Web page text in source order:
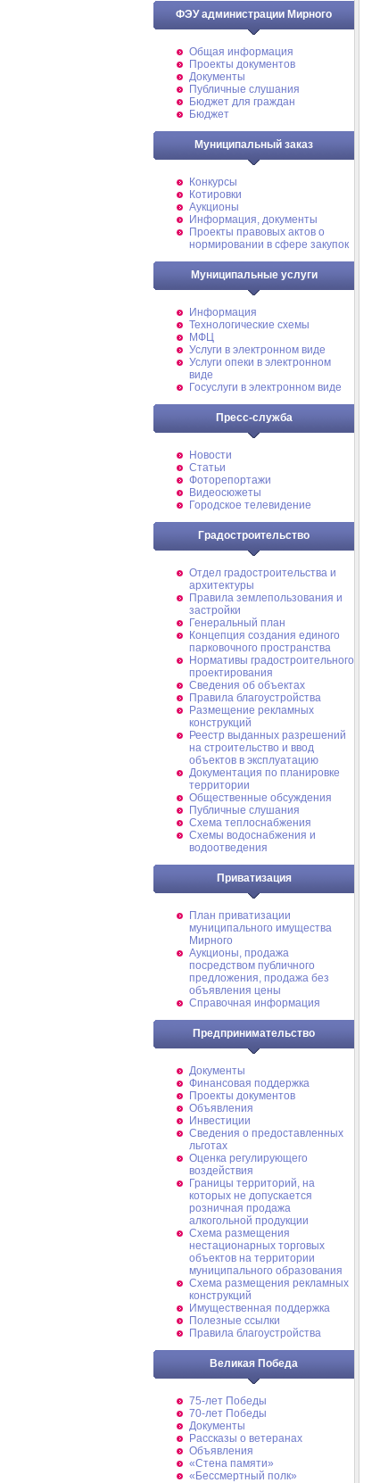
ФЭУ администрации Мирного
Общая информация
Проекты документов
Документы
Публичные слушания
Бюджет для граждан
Бюджет
Муниципальный заказ
Конкурсы
Котировки
Аукционы
Информация, документы
Проекты правовых актов о
нормировании в сфере закупок
Муниципальные услуги
Информация
Технологические схемы
МФЦ
Услуги в электронном виде
Услуги опеки в электронном
виде
Госуслуги в электронном виде
Пресс-служба
Новости
Статьи
Фоторепортажи
Видеосюжеты
Городское телевидение
Градостроительство
Отдел градостроительства и
архитектуры
Правила землепользования и
застройки
Генеральный план
Концепция создания единого
парковочного пространства
Нормативы градостроительного
проектирования
Сведения об объектах
Правила благоустройства
Размещение рекламных
конструкций
Реестр выданных разрешений
на строительство и ввод
объектов в эксплуатацию
Документация по планировке
территории
Общественные обсуждения
Публичные слушания
Схема теплоснабжения
Схемы водоснабжения и
водоотведения
Приватизация
План приватизации
муниципального имущества
Мирного
Аукционы, продажа
посредством публичного
предложения, продажа без
объявления цены
Справочная информация
Предпринимательство
Документы
Финансовая поддержка
Проекты документов
Объявления
Инвестиции
Сведения о предоставленных
льготах
Оценка регулирующего
воздействия
Границы территорий, на
которых не допускается
розничная продажа
алкогольной продукции
Схема размещения
нестационарных торговых
объектов на территории
муниципального образования
Схема размещения рекламных
конструкций
Имущественная поддержка
Полезные ссылки
Правила благоустройства
Великая Победа
75-лет Победы
70-лет Победы
Документы
Рассказы о ветеранах
Объявления
«Стена памяти»
«Бессмертный полк»